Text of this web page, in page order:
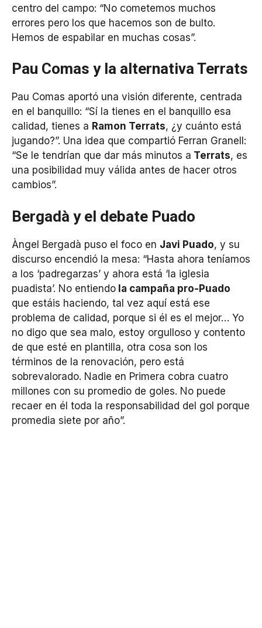
centro del campo: “No cometemos muchos
errores pero los que hacemos son de bulto.
Hemos de espabilar en muchas cosas”.
Pau Comas y la alternativa Terrats
Pau Comas aportó una visión diferente, centrada
en el banquillo: “Sí la tienes en el banquillo esa
calidad, tienes a Ramon Terrats, ¿y cuánto está
jugando?”. Una idea que compartió Ferran Granell:
“Se le tendrían que dar más minutos a Terrats, es
una posibilidad muy válida antes de hacer otros
cambios”.
Bergadà y el debate Puado
Àngel Bergadà puso el foco en Javi Puado, y su
discurso encendió la mesa: “Hasta ahora teníamos
a los ‘padregarzas’ y ahora está ‘la iglesia
puadista’. No entiendo la campaña pro-Puado
que estáis haciendo, tal vez aquí está ese
problema de calidad, porque si él es el mejor… Yo
no digo que sea malo, estoy orgulloso y contento
de que esté en plantilla, otra cosa son los
términos de la renovación, pero está
sobrevalorado. Nadie en Primera cobra cuatro
millones con su promedio de goles. No puede
recaer en él toda la responsabilidad del gol porque
promedia siete por año”.